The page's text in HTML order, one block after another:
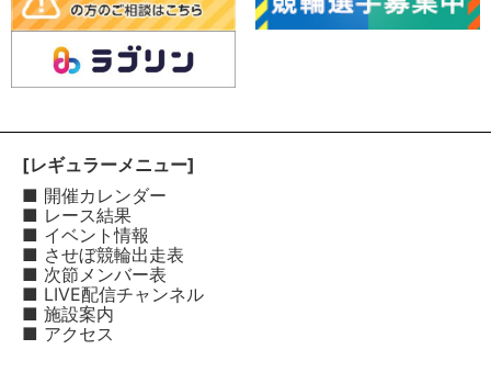
[レギュラーメニュー]
■ 開催カレンダー
■ レース結果
■ イベント情報
■ させぼ競輪出走表
■ 次節メンバー表
■ LIVE配信チャンネル
■ 施設案内
■ アクセス